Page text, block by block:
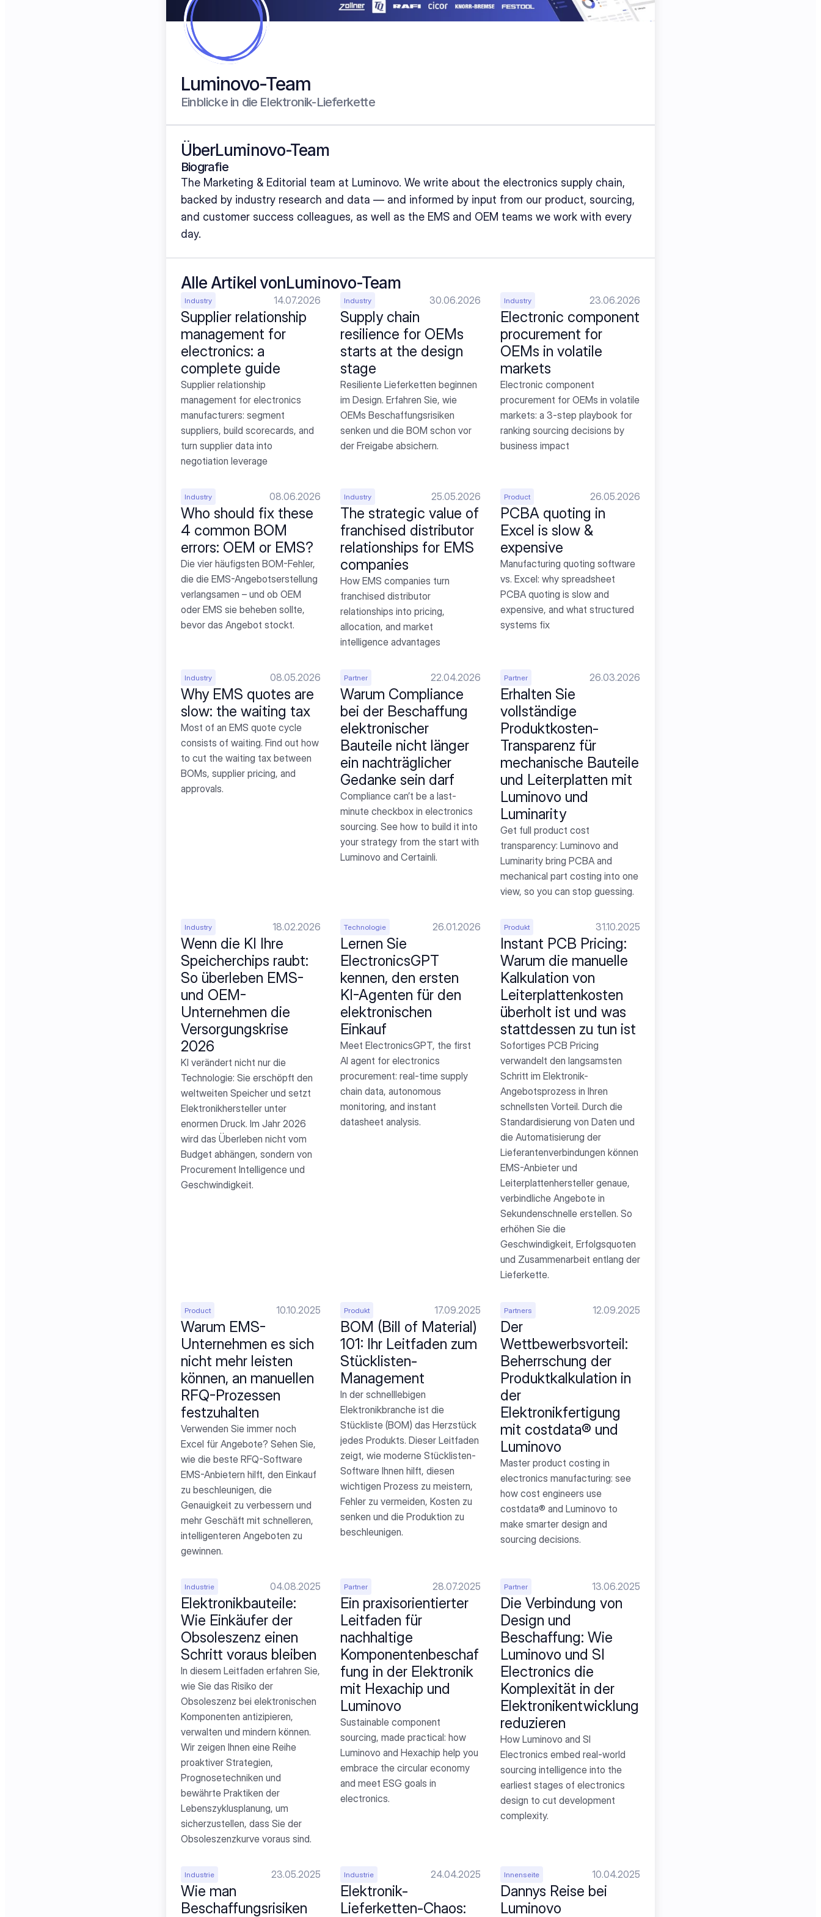
Luminovo-Team
Einblicke in die Elektronik-Lieferkette
ÜberLuminovo-Team
Biografie
The Marketing & Editorial team at Luminovo. We write about the electronics supply chain,
backed by industry research and data — and informed by input from our product, sourcing,
and customer success colleagues, as well as the EMS and OEM teams we work with every
day.
Alle Artikel vonLuminovo-Team
Industry 14.07.2026
Supplier relationship
management for
electronics: a
complete guide
Supplier relationship
management for electronics
manufacturers: segment
suppliers, build scorecards, and
turn supplier data into
negotiation leverage
Industry 30.06.2026
Supply chain
resilience for OEMs
starts at the design
stage
Resiliente Lieferketten beginnen
im Design. Erfahren Sie, wie
OEMs Beschaffungsrisiken
senken und die BOM schon vor
der Freigabe absichern.
Industry 23.06.2026
Electronic component
procurement for
OEMs in volatile
markets
Electronic component
procurement for OEMs in volatile
markets: a 3-step playbook for
ranking sourcing decisions by
business impact
Industry 08.06.2026
Who should fix these
4 common BOM
errors: OEM or EMS?
Die vier häufigsten BOM-Fehler,
die die EMS-Angebotserstellung
verlangsamen – und ob OEM
oder EMS sie beheben sollte,
bevor das Angebot stockt.
Industry 25.05.2026
The strategic value of
franchised distributor
relationships for EMS
companies
How EMS companies turn
franchised distributor
relationships into pricing,
allocation, and market
intelligence advantages
Product 26.05.2026
PCBA quoting in
Excel is slow &
expensive
Manufacturing quoting software
vs. Excel: why spreadsheet
PCBA quoting is slow and
expensive, and what structured
systems fix
Industry 08.05.2026
Why EMS quotes are
slow: the waiting tax
Most of an EMS quote cycle
consists of waiting. Find out how
to cut the waiting tax between
BOMs, supplier pricing, and
approvals.
Partner 22.04.2026
Warum Compliance
bei der Beschaffung
elektronischer
Bauteile nicht länger
ein nachträglicher
Gedanke sein darf
Compliance can’t be a last-
minute checkbox in electronics
sourcing. See how to build it into
your strategy from the start with
Luminovo and Certainli.
Partner 26.03.2026
Erhalten Sie
vollständige
Produktkosten-
Transparenz für
mechanische Bauteile
und Leiterplatten mit
Luminovo und
Luminarity
Get full product cost
transparency: Luminovo and
Luminarity bring PCBA and
mechanical part costing into one
view, so you can stop guessing.
Industry 18.02.2026
Wenn die KI Ihre
Speicherchips raubt:
So überleben EMS-
und OEM-
Unternehmen die
Versorgungskrise
2026
KI verändert nicht nur die
Technologie: Sie erschöpft den
weltweiten Speicher und setzt
Elektronikhersteller unter
enormen Druck. Im Jahr 2026
wird das Überleben nicht vom
Budget abhängen, sondern von
Procurement Intelligence und
Geschwindigkeit.
Technologie 26.01.2026
Lernen Sie
ElectronicsGPT
kennen, den ersten
KI-Agenten für den
elektronischen
Einkauf
Meet ElectronicsGPT, the first
AI agent for electronics
procurement: real-time supply
chain data, autonomous
monitoring, and instant
datasheet analysis.
Produkt 31.10.2025
Instant PCB Pricing:
Warum die manuelle
Kalkulation von
Leiterplattenkosten
überholt ist und was
stattdessen zu tun ist
Sofortiges PCB Pricing
verwandelt den langsamsten
Schritt im Elektronik-
Angebotsprozess in Ihren
schnellsten Vorteil. Durch die
Standardisierung von Daten und
die Automatisierung der
Lieferantenverbindungen können
EMS-Anbieter und
Leiterplattenhersteller genaue,
verbindliche Angebote in
Sekundenschnelle erstellen. So
erhöhen Sie die
Geschwindigkeit, Erfolgsquoten
und Zusammenarbeit entlang der
Lieferkette.
Product 10.10.2025
Warum EMS-
Unternehmen es sich
nicht mehr leisten
können, an manuellen
RFQ-Prozessen
festzuhalten
Verwenden Sie immer noch
Excel für Angebote? Sehen Sie,
wie die beste RFQ-Software
EMS-Anbietern hilft, den Einkauf
zu beschleunigen, die
Genauigkeit zu verbessern und
mehr Geschäft mit schnelleren,
intelligenteren Angeboten zu
gewinnen.
Produkt 17.09.2025
BOM (Bill of Material)
101: Ihr Leitfaden zum
Stücklisten-
Management
In der schnelllebigen
Elektronikbranche ist die
Stückliste (BOM) das Herzstück
jedes Produkts. Dieser Leitfaden
zeigt, wie moderne Stücklisten-
Software Ihnen hilft, diesen
wichtigen Prozess zu meistern,
Fehler zu vermeiden, Kosten zu
senken und die Produktion zu
beschleunigen.
Partners 12.09.2025
Der
Wettbewerbsvorteil:
Beherrschung der
Produktkalkulation in
der
Elektronikfertigung
mit costdata® und
Luminovo
Master product costing in
electronics manufacturing: see
how cost engineers use
costdata® and Luminovo to
make smarter design and
sourcing decisions.
Industrie 04.08.2025
Elektronikbauteile:
Wie Einkäufer der
Obsoleszenz einen
Schritt voraus bleiben
In diesem Leitfaden erfahren Sie,
wie Sie das Risiko der
Obsoleszenz bei elektronischen
Komponenten antizipieren,
verwalten und mindern können.
Wir zeigen Ihnen eine Reihe
proaktiver Strategien,
Prognosetechniken und
bewährte Praktiken der
Lebenszyklusplanung, um
sicherzustellen, dass Sie der
Obsoleszenzkurve voraus sind.
Partner 28.07.2025
Ein praxisorientierter
Leitfaden für
nachhaltige
Komponentenbeschaf
fung in der Elektronik
mit Hexachip und
Luminovo
Sustainable component
sourcing, made practical: how
Luminovo and Hexachip help you
embrace the circular economy
and meet ESG goals in
electronics.
Partner 13.06.2025
Die Verbindung von
Design und
Beschaffung: Wie
Luminovo und SI
Electronics die
Komplexität in der
Elektronikentwicklung
reduzieren
How Luminovo and SI
Electronics embed real-world
sourcing intelligence into the
earliest stages of electronics
design to cut development
complexity.
Industrie 23.05.2025
Wie man
Beschaffungsrisiken
Industrie 24.04.2025
Elektronik-
Lieferketten-Chaos:
Innenseite 10.04.2025
Dannys Reise bei
Luminovo